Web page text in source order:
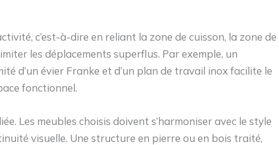
c’est-à-dire en reliant la zone de cuisson, la zone de
les déplacements superflus. Par exemple, un
d’un évier Franke et d’un plan de travail inox facilite le
fonctionnel.
Les meubles choisis doivent s’harmoniser avec le style
visuelle. Une structure en pierre ou en bois traité,